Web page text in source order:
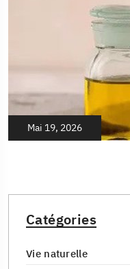
Mai 19, 2026
Catégories
Vie naturelle